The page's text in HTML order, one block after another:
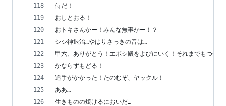
侍だ！
おしとおる！
おトキさんかー！みんな無事かー！？
シシ神退治…やはりさっきの音は…
甲六、ありがとう！エボシ殿をよびにいく！それまでもつか…
かならずもどる！
追手がかかった！たのむぞ、ヤックル！
ああ…
生きものの焼けるにおいだ…